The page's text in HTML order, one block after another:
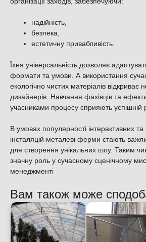
надійність,
безпека,
естетичну привабливість.
Їхня універсальність дозволяє
формати та умови. А використання
екологічно чистих матеріалів відкриває
дизайнерів. Навчання фахівців та
учасниками процесу сприяють успішній
В умовах популярності інтерактивних
інсталяцій металеві ферми стають
для створення унікальних шоу. Таким
значну роль у сучасному сценічному
менеджменті
Вам також може